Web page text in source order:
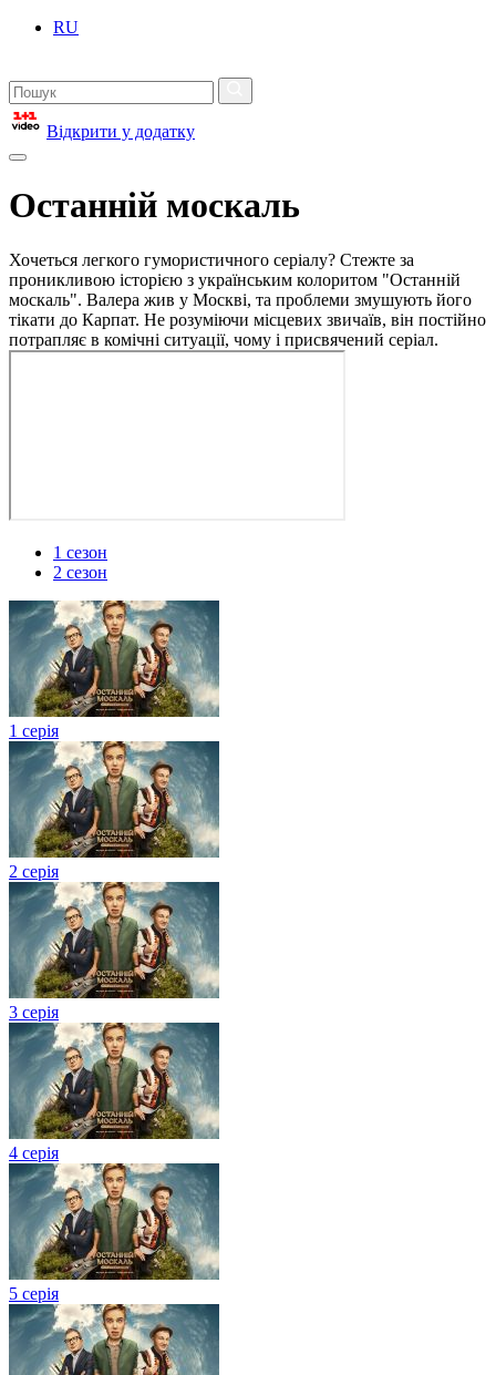
RU
Відкрити у додатку
Останній москаль
Хочеться легкого гумористичного серіалу? Стежте за
проникливою історією з українським колоритом "Останній
москаль". Валера жив у Москві, та проблеми змушують його
тікати до Карпат. Не розуміючи місцевих звичаїв, він постійно
потрапляє в комічні ситуації, чому і присвячений серіал.
1 сезон
2 сезон
1 серія
2 серія
3 серія
4 серія
5 серія